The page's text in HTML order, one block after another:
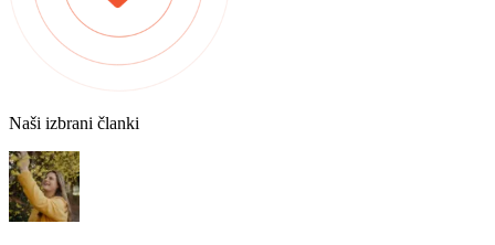
Naši izbrani članki